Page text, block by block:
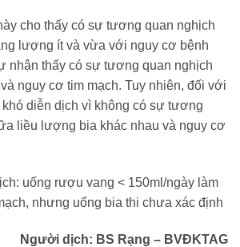
cho thấy có sự tương quan nghịch
lượng ít và vừa với nguy cơ bệnh
nhận thấy có sự tương quan nghịch
nguy cơ tim mạch. Tuy nhiên, đối với
diễn dịch vì không có sự tương
liều lượng bia khác nhau và nguy cơ
uống rượu vang < 150ml/ngày làm
nhưng uống bia thi chưa xác định
Người dịch: BS Rạng – BVĐKTAG